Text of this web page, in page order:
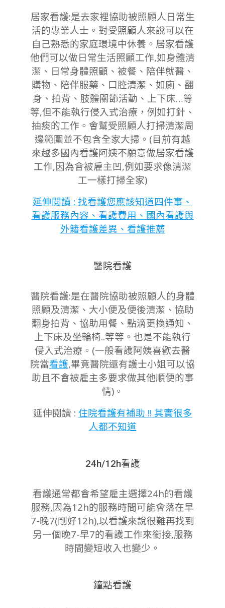
居家看護:是去家裡協助被照顧人日常生
活的專業人士。對受照顧人來說可以在
自己熟悉的家庭環境中休養。居家看護
他們可以做日常生活照顧工作,如身體清
潔、日常身體照顧、被餐、陪伴就醫、
購物、陪伴服藥、口腔清潔、如廁、翻
身、拍背、肢體關節活動、上下床…等
等,但不能執行侵入式治療，例如打針、
抽痰的工作。會幫受照顧人打掃清潔周
邊範圍並不包含全家大掃。(目前有越
來越多國內看護阿姨不願意做居家看護
工作,因為會被雇主凹,例如要求像清潔
工一樣打掃全家)
延伸閱讀 : 找看護您應該知道四件事、
看護服務內容、看護費用、國內看護與
外籍看護差異、看護推薦
醫院看護
醫院看護:是在醫院協助被照顧人的身體
照顧及清潔、大小便及便後清潔、協助
翻身拍背、協助用餐、點滴更換通知、
上下床及坐輪椅..等等。也是不能執行
侵入式治療。(一般看護阿姨喜歡去醫
院當看護,畢竟醫院還有護士小姐可以協
助且不會被雇主多要求做其他順便的事
情)。
延伸閱讀 : 住院看護有補助 !! 其實很多
人都不知道
24h/12h看護
看護通常都會希望雇主選擇24h的看護
服務,因為12h的服務時間可能會落在早
7-晚7(剛好12h),以看護來說很難再找到
另一個晚7-早7的看護工作來銜接,服務
時間變短收入也變少。
鐘點看護